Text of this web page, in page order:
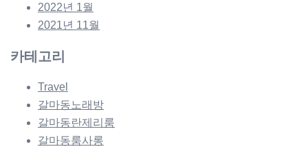
2022년 1월
2021년 11월
카테고리
Travel
갈마동노래방
갈마동란제리룸
갈마동룸사롱